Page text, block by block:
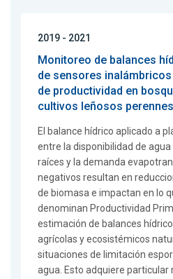
2019 - 2021
Monitoreo de balances
de sensores
de productividad en
cultivos leñosos
El balance hídrico aplicado a
entre la disponibilidad de
raíces y la demanda
negativos resultan en
de biomasa e impactan en lo
denominan Productividad
estimación de balances
agrícolas y ecosistémicos
situaciones de limitación
agua. Esto adquiere particular